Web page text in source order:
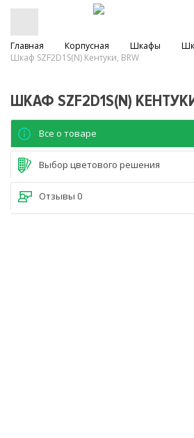
Главная Корпусная Шкафы
Шкаф SZF2D1S(N) Кентуки, BRW
ШКАФ SZF2D1S(N)
Все о товаре
Выбор цветового решения
Отзывы 0